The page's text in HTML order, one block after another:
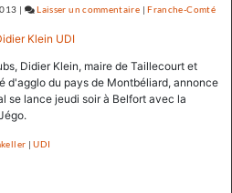
| Laisser un commentaire on
sa
place
|Franche-Comté
Didier Klein, maire de Taillecourt et
d'agglo du pays de Montbéliard, annonce
se lance jeudi soir à Belfort avec la
|UDI